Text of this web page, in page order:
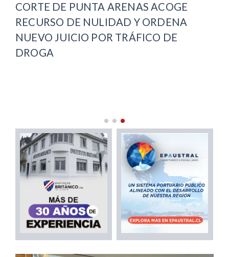
CORTE DE PUNTA ARENAS ACOGE
RECURSO DE NULIDAD Y ORDENA
NUEVO JUICIO POR TRÁFICO DE
DROGA